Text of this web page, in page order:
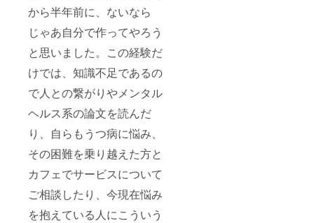
から半年前に、ないなら
じゃあ自分で作ってやろう
と思いました。この経験だ
けでは、知識不足であるの
で人との繋がりやメンタル
ヘルス系の論文を読んだ
り、自らもうつ病に悩み、
その困難を乗り越えた方と
カフェでサービスについて
ご相談したり、今現在悩み
を抱えている人にこういう